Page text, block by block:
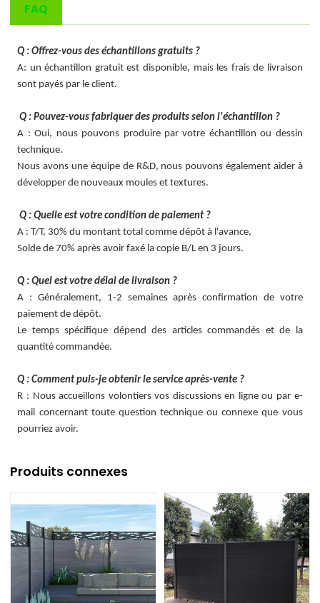
FAQ
Q : Offrez-vous des échantillons gratuits ?
A: un échantillon gratuit est disponible, mais les frais de livraison
sont payés par le client.
Q : Pouvez-vous fabriquer des produits selon l'échantillon ?
A : Oui, nous pouvons produire par votre échantillon ou dessin
technique.
Nous avons une équipe de R&D, nous pouvons également aider à
développer de nouveaux moules et textures.
Q : Quelle est votre condition de paiement ?
A : T/T, 30% du montant total comme dépôt à l'avance,
Solde de 70% après avoir faxé la copie B/L en 3 jours.
Q : Quel est votre délai de livraison ?
A : Généralement, 1-2 semaines après confirmation de votre
paiement de dépôt.
Le temps spécifique dépend des articles commandés et de la
quantité commandée.
Q : Comment puis-je obtenir le service après-vente ?
R : Nous accueillons volontiers vos discussions en ligne ou par e-
mail concernant toute question technique ou connexe que vous
pourriez avoir.
Produits connexes